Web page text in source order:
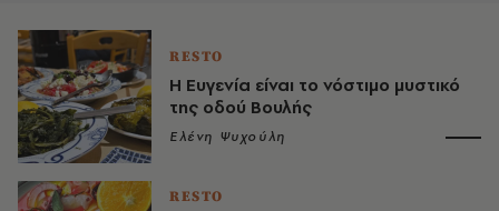
RESTO
Η Ευγενία είναι το νόστιμο μυστικό
της οδού Βουλής
Ελένη Ψυχούλη
RESTO